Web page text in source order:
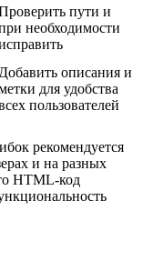
пути и
необходимости
Добавить описания и
для удобства
пользователей
рекомендуется
и на разных
HTML-код